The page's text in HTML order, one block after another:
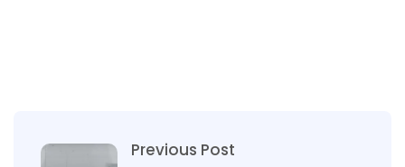
Previous Post